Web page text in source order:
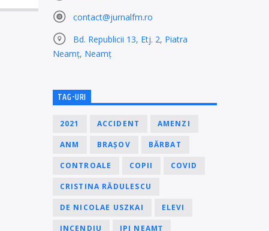
contact@jurnalfm.ro
Bd. Republicii 13, Etj. 2, Piatra
Neamț, Neamț
TAG-URI
2021 ACCIDENT AMENZI
ANM BRAȘOV BĂRBAT
CONTROALE COPII COVID
CRISTINA RĂDULESCU
DE NICOLAE USZKAI ELEVI
INCENDIU IPJ NEAMȚ